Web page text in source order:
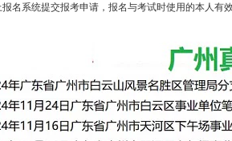
名系统提交报考申请，报名与考试时使用的本人有